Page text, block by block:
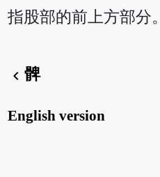
指股部的前上方部分。
chevron_left髀
English version